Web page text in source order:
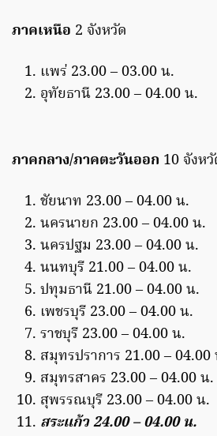
ภาคเหนือ 2 จังหวัด
แพร่ 23.00 – 03.00 น.
อุทัยธานี 23.00 – 04.00 น.
ภาคกลาง/ภาคตะวันออก 10 จังห
ชัยนาท 23.00 – 04.00 น.
นครนายก 23.00 – 04.00 น.
นครปฐม 23.00 – 04.00 น.
นนทบุรี 21.00 – 04.00 น.
ปทุมธานี 21.00 – 04.00 น.
เพชรบุรี 23.00 – 04.00 น.
ราชบุรี 23.00 – 04.00 น.
สมุทรปราการ 21.00 – 04.00
สมุทรสาคร 23.00 – 04.00 น.
สุพรรณบุรี 23.00 – 04.00 น.
สระแก้ว 24.00 – 04.00 น.